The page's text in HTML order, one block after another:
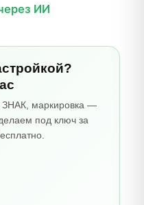
ИИ
ЗНАК, маркировка —
под ключ за